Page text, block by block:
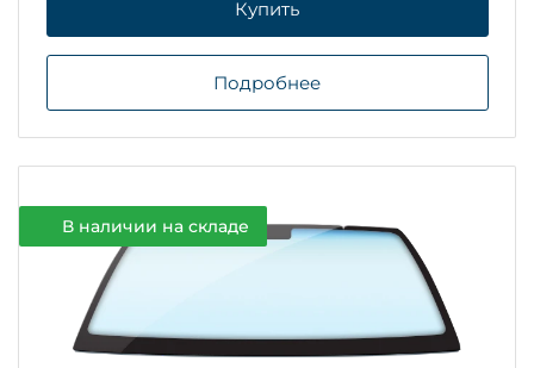
Купить
Подробнее
В наличии на складе